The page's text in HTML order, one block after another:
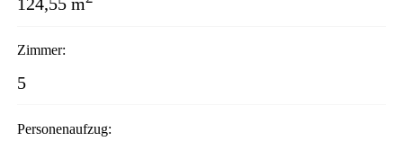
Zimmer:
5
Personenaufzug: